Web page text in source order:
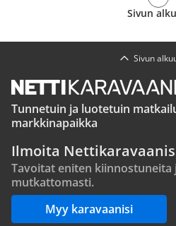
Sivun
Sivun
Tunnetuin ja luotetuin
markkinapaikka
Ilmoita
Tavoitat eniten
mutkattomasti.
Myy karavaanisi